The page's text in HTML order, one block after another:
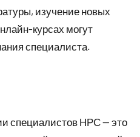
изучение новых
курсах могут
специалиста.
специалистов НРС — это